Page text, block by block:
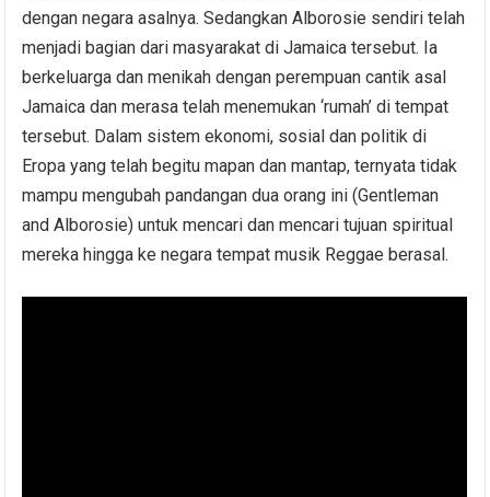
dengan negara asalnya. Sedangkan Alborosie sendiri telah
menjadi bagian dari masyarakat di Jamaica tersebut. Ia
berkeluarga dan menikah dengan perempuan cantik asal
Jamaica dan merasa telah menemukan ‘rumah’ di tempat
tersebut. Dalam sistem ekonomi, sosial dan politik di
Eropa yang telah begitu mapan dan mantap, ternyata tidak
mampu mengubah pandangan dua orang ini (Gentleman
and Alborosie) untuk mencari dan mencari tujuan spiritual
mereka hingga ke negara tempat musik Reggae berasal.